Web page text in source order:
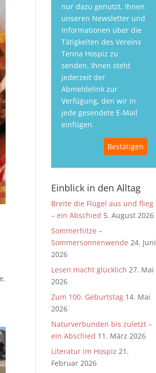
nur dazu genutzt, Ihnen
unseren Newsletter und
Informationen über die
Tätigkeiten des Vereins
Tenna Hospiz zu
senden. Ihnen steht
jederzeit der
Abmeldelink zur
Verfügung, den wir in
jede gesendete E-Mail
einfügen.
Einblick in den Alltag
Breite die Flügel aus und flieg
– ein Abschied 5. August 2026
Sommerhitze –
Sommersonnenwende 24. Juni
2026
Lesen macht glücklich 27. Mai
2026
Zum 100. Geburtstag 14. Mai
2026
Naturverbunden bis zuletzt –
ein Abschied 11. März 2026
Literatur im Hospiz 21.
Februar 2026